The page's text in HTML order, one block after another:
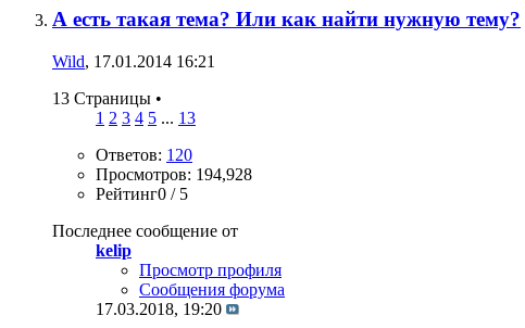
А есть такая тема? Или как найти нужную тему?
Wild, 17.01.2014 16:21
13 Страницы •
1 2 3 4 5 ... 13
Ответов: 120
Просмотров: 194,928
Рейтинг0 / 5
Последнее сообщение от
kelip
Просмотр профиля
Сообщения форума
17.03.2018, 19:20